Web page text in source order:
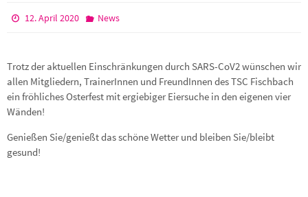
12. April 2020 News
Trotz der aktuellen Einschränkungen durch SARS-CoV2 wünschen wir
allen Mitgliedern, TrainerInnen und FreundInnen des TSC Fischbach
ein fröhliches Osterfest mit ergiebiger Eiersuche in den eigenen vier
Wänden!
Genießen Sie/genießt das schöne Wetter und bleiben Sie/bleibt
gesund!